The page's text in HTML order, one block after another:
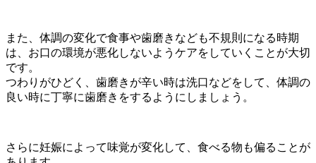
また、体調の変化で食事や歯磨きなども不規則になる時期
は、お口の環境が悪化しないようケアをしていくことが大切
です。
つわりがひどく、歯磨きが辛い時は洗口などをして、体調の
良い時に丁寧に歯磨きをするようにしましょう。
さらに妊娠によって味覚が変化して、食べる物も偏ることが